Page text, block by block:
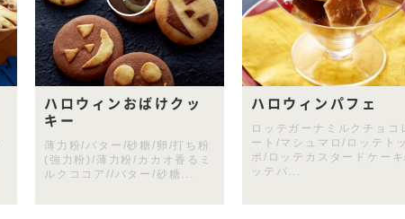
ハロウィンおばけクッ
キー
薄力粉/バター/砂糖/卵/打ち粉
(強力粉)/薄力粉/カカオ香るミ
ルクココア//バター/砂糖...
ハロウィンパフェ
ロッテガーナミルクチョコ
ート/マシュマロ/ロッテトッ
ポ/ロッテカスタードケーキ
ッテパ...